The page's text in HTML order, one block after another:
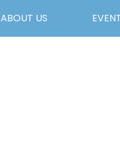
ABOUT US